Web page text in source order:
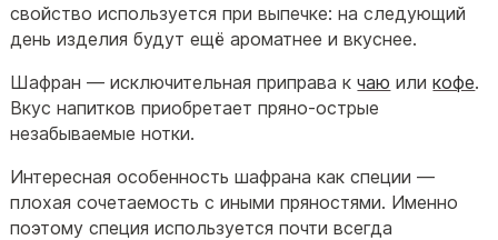
свойство используется при выпечке: на следующий
день изделия будут ещё ароматнее и вкуснее.
Шафран — исключительная приправа кчаю иликофе.
Вкус напитков приобретает пряно-острые
незабываемые нотки.
Интересная особенность шафрана как специи —
плохая сочетаемость с иными пряностями. Именно
поэтому специя используется почти всегда